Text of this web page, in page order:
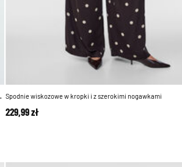
Spodnie wiskozowe w kropki i z szerokimi nogawkami
229,99 zł